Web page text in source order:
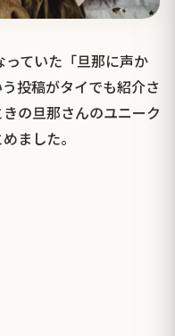
ていた「旦那に声か
投稿がタイでも紹介さ
の旦那さんのユニーク
ました。